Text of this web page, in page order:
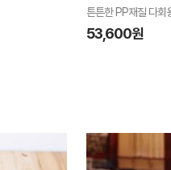
튼튼한 PP재질 다회
53,600원